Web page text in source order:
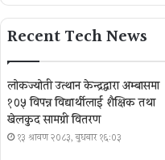
Recent Tech News
लोकज्योती उत्थान केन्द्रद्वारा अम्बासमा
१०५ विपन्न विद्यार्थीलाई शैक्षिक तथा
खेलकुद सामग्री वितरण
१३ श्रावण २०८३, बुधबार १६:०३